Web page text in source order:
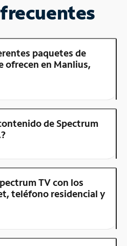
paquetes de
ofrecen en Manlius,
de Spectrum
TV con los
teléfono residencial y